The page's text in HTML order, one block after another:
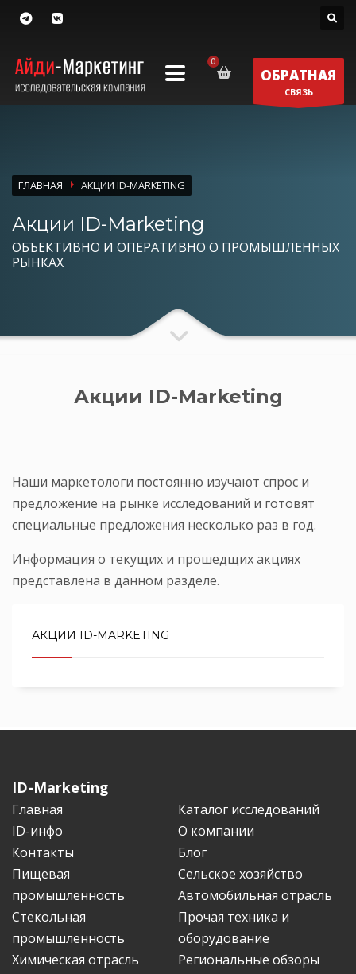
ОБРАТНАЯ
СВЯЗЬ
ГЛАВНАЯ АКЦИИ ID-MARKETING
Акции ID-Marketing
ОБЪЕКТИВНО И ОПЕРАТИВНО О ПРОМЫШЛЕННЫХ
РЫНКАХ
Акции ID-Marketing
Наши маркетологи постоянно изучают спрос и
предложение на рынке исследований и готовят
специальные предложения несколько раз в год.
Информация о текущих и прошедщих акциях
представлена в данном разделе.
АКЦИИ ID-MARKETING
ID-Marketing
Главная
Каталог исследований
ID-инфо
О компании
Контакты
Блог
Пищевая
промышленность
Сельское хозяйство
Автомобильная отрасль
Стекольная
промышленность
Прочая техника и
оборудование
Химическая отрасль
Региональные обзоры